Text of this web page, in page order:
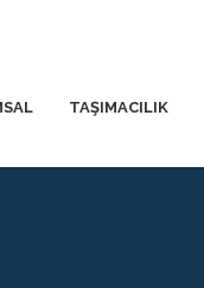
TAŞIMACILIK